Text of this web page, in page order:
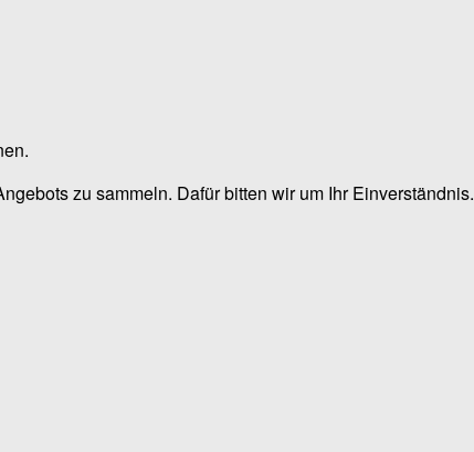
zu sammeln. Dafür bitten wir um Ihr Einverständnis.